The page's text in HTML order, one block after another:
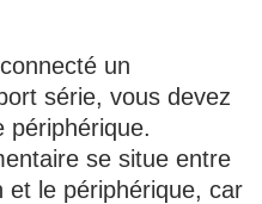
un
série, vous devez
périphérique.
se situe entre
et le périphérique, car